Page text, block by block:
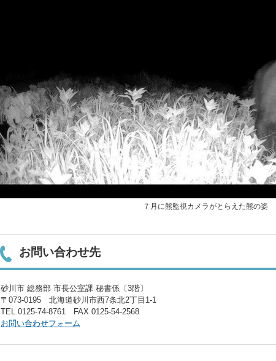
７月に熊監視カメラがとらえた熊の姿
お問い合わせ先
砂川市 総務部 市長公室課 秘書係〔3階〕
〒073-0195 北海道砂川市西7条北2丁目1-1
TEL 0125-74-8761 FAX 0125-54-2568
お問い合わせフォーム